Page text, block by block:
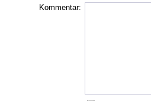
Kommentar: